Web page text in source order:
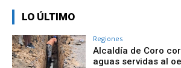
LO ÚLTIMO
Regiones
Alcaldía de Coro
aguas servidas al